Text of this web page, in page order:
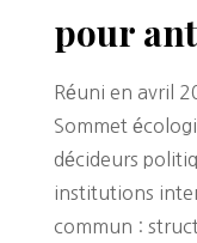
pour
Réuni en avril
Sommet
décideurs
institutions
commun :